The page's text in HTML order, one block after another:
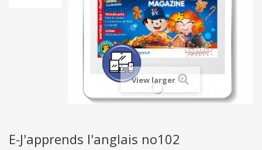
View larger
E-J'apprends l'anglais no102